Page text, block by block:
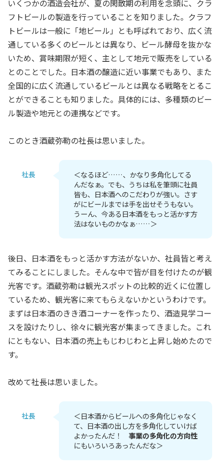
いくつかの酒造会社が、夏の閑散期の利用を念頭に、クラ
フトビールの製造を行っていることを知りました。クラフ
トビールは一般に「地ビール」とも呼ばれており、広く流
通している多くのビールとは異なり、ビール酵母を抜かな
いため、賞味期限が短く、主として地元で販売をしている
とのことでした。日本酒の醸造に近い事業でもあり、また
全国的に広く流通しているビールとは異なる戦略をとるこ
とができることも知りました。具体的には、多種類のビー
ル製造や地元との連携などです。
このとき酒蔵弥勒の社長は思いました。
社長
＜なるほど……、かなり多角化してる
んだなぁ。でも、うちは私を筆頭に社員
皆も、日本酒へのこだわりが強い。さす
がにビールまでは手を出せそうもない。
うーん、今ある日本酒をもっと活かす方
法はないものかなぁ……＞
後日、日本酒をもっと活かす方法がないか、社員皆と考え
てみることにしました。そんな中で皆が目を付けたのが観
光客です。酒蔵弥勒は観光スポットの比較的近くに位置し
ているため、観光客に来てもらえないかというわけです。
まずは日本酒のきき酒コーナーを作ったり、酒造見学コー
スを設けたりし、徐々に観光客が集まってきました。これ
にともない、日本酒の売上もじわじわと上昇し始めたので
す。
改めて社長は思いました。
社長
＜日本酒からビールへの多角化じゃなく
て、日本酒の出し方を多角化していけば
よかったんだ！ 事業の多角化の方向性
にもいろいろあったんだな＞